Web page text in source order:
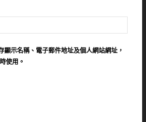
顯示名稱、電子郵件地址及個人網站網址，
使用。